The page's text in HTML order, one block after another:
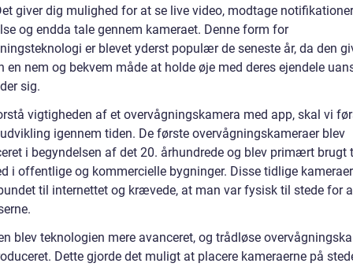
giver dig mulighed for at se live video, modtage
og endda tale gennem kameraet. Denne form for
er blevet yderst populær de seneste år, da den
en nem og bekvem måde at holde øje med deres ejendele
sig.
vigtigheden af et overvågningskamera med app, skal vi
igennem tiden. De første overvågningskameraer blev
i begyndelsen af det 20. århundrede og blev primært brugt
i offentlige og kommercielle bygninger. Disse tidlige
til internettet og krævede, at man var fysisk til stede for
blev teknologien mere avanceret, og trådløse
Dette gjorde det muligt at placere kameraerne på